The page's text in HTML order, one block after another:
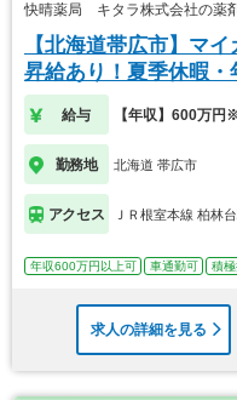
快晴薬局 キタラ株式会社の薬
【北海道帯広市】マ
昇給あり！夏季休暇
給与 【年収】600万円
勤務地 北海道 帯広市
アクセス ＪＲ根室本線 柏林
年収600万円以上可 車通勤可 積
求人の詳細を見る